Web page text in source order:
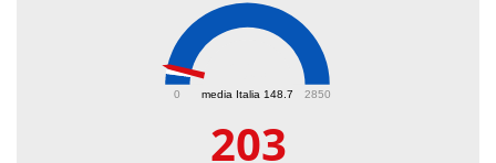
media Italia 148.7
0 2850
203